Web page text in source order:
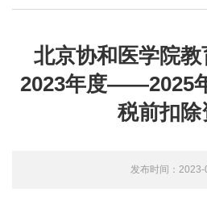
北京协和医学院
2023年度——2025
税前扣除
发布时间：2023-